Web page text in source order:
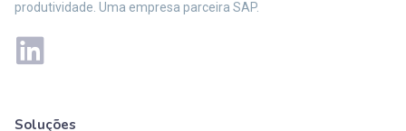
produtividade. Uma empresa parceira SAP.
Soluções